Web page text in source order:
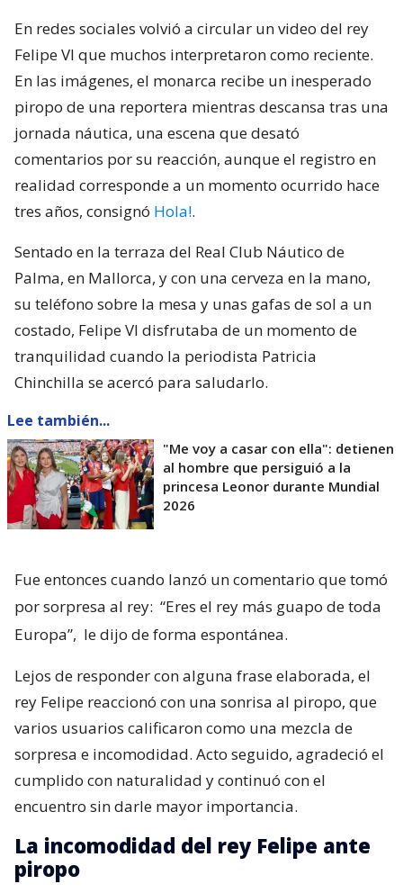
En redes sociales volvió a circular un video del rey
Felipe VI que muchos interpretaron como reciente.
En las imágenes, el monarca recibe un inesperado
piropo de una reportera mientras descansa tras una
jornada náutica, una escena que desató
comentarios por su reacción, aunque el registro en
realidad corresponde a un momento ocurrido hace
tres años, consignó Hola!.
Sentado en la terraza del Real Club Náutico de
Palma, en Mallorca, y con una cerveza en la mano,
su teléfono sobre la mesa y unas gafas de sol a un
costado, Felipe VI disfrutaba de un momento de
tranquilidad cuando la periodista Patricia
Chinchilla se acercó para saludarlo.
Lee también...
"Me voy a casar con ella": detienen
al hombre que persiguió a la
princesa Leonor durante Mundial
2026
Fue entonces cuando lanzó un comentario que tomó
por sorpresa al rey: “Eres el rey más guapo de toda
Europa”, le dijo de forma espontánea.
Lejos de responder con alguna frase elaborada, el
rey Felipe reaccionó con una sonrisa al piropo, que
varios usuarios calificaron como una mezcla de
sorpresa e incomodidad. Acto seguido, agradeció el
cumplido con naturalidad y continuó con el
encuentro sin darle mayor importancia.
La incomodidad del rey Felipe ante
piropo